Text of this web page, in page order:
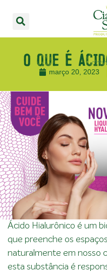
O que é
março 20, 2023
Ácido Hialurônico é um
que preenche os
naturalmente em nosso
esta substância é